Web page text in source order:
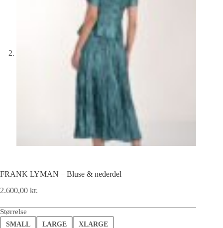
FRANK LYMAN – Bluse & nederdel
2.600,00 kr.
Størrelse
SMALL LARGE XLARGE